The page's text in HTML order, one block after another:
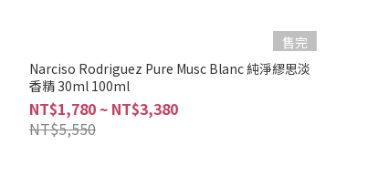
售完
Narciso Rodriguez Pure Musc Blanc 純淨繆思淡
香精 30ml 100ml
NT$1,780 ~ NT$3,380
NT$5,550